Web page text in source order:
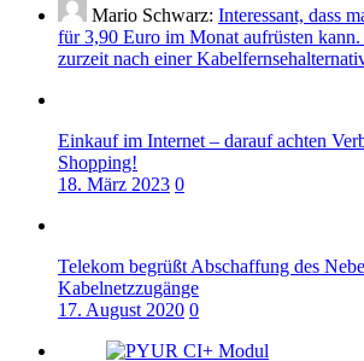
Mario Schwarz: Interessant, dass
für 3,90 Euro im Monat aufrüsten
zurzeit nach einer
Einkauf im Internet – darauf achten
Shopping!
18. März 2023 0
Telekom begrüßt Abschaffung des
Kabelnetzzugänge
17. August 2020 0